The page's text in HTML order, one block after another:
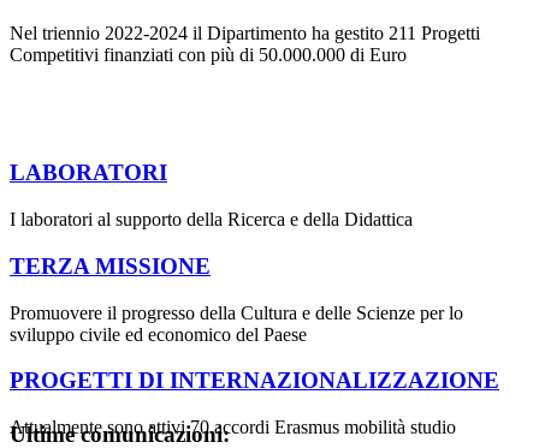
Nel triennio 2022-2024 il Dipartimento ha gestito 211 Progetti
Competitivi finanziati con più di 50.000.000 di Euro
LABORATORI
I laboratori al supporto della Ricerca e della Didattica
TERZA MISSIONE
Promuovere il progresso della Cultura e delle Scienze per lo
sviluppo civile ed economico del Paese
PROGETTI DI INTERNAZIONALIZZAZIONE
Attualmente sono attivi 70 accordi Erasmus mobilità studio
Ultime comunicazioni: